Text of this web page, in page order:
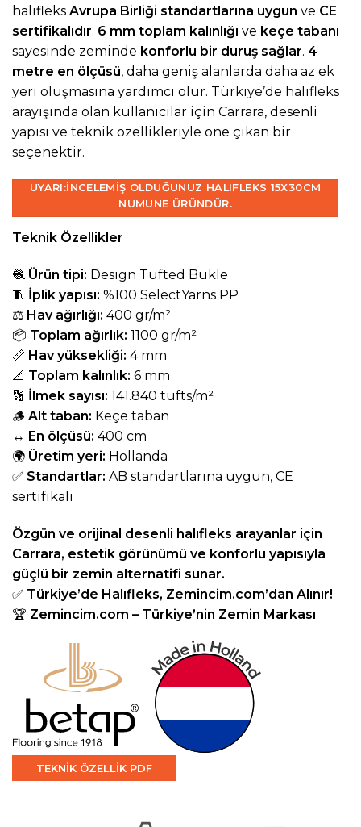
halıfleks Avrupa Birliği standartlarına uygun ve CE
sertifikalıdır. 6 mm toplam kalınlığı ve keçe tabanı
sayesinde zeminde konforlu bir duruş sağlar. 4
metre en ölçüsü, daha geniş alanlarda daha az ek
yeri oluşmasına yardımcı olur. Türkiye’de halıfleks
arayışında olan kullanıcılar için Carrara, desenli
yapısı ve teknik özellikleriyle öne çıkan bir
seçenektir.
UYARI:İNCELEMIŞ OLDUĞUNUZ HALIFLEKS 15X30CM
NUMUNE ÜRÜNDÜR.
Teknik Özellikler
🧶 Ürün tipi: Design Tufted Bukle
🧵 İplik yapısı: %100 SelectYarns PP
⚖️ Hav ağırlığı: 400 gr/m²
📦 Toplam ağırlık: 1100 gr/m²
📏 Hav yüksekliği: 4 mm
📐 Toplam kalınlık: 6 mm
🔢 İlmek sayısı: 141.840 tufts/m²
🪵 Alt taban: Keçe taban
↔️ En ölçüsü: 400 cm
🌍 Üretim yeri: Hollanda
✅ Standartlar: AB standartlarına uygun, CE
sertifikalı
Özgün ve orijinal desenli halıfleks arayanlar için
Carrara, estetik görünümü ve konforlu yapısıyla
güçlü bir zemin alternatifi sunar.
✅ Türkiye’de Halıfleks, Zemincim.com’dan Alınır!
🏆 Zemincim.com – Türkiye’nin Zemin Markası
TEKNİK ÖZELLİK PDF